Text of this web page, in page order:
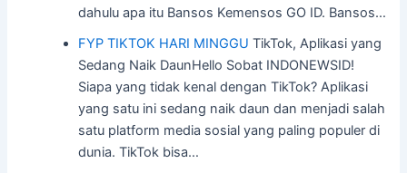
dahulu apa itu Bansos Kemensos GO ID. Bansos…
FYP TIKTOK HARI MINGGU TikTok, Aplikasi yang
Sedang Naik DaunHello Sobat INDONEWSID!
Siapa yang tidak kenal dengan TikTok? Aplikasi
yang satu ini sedang naik daun dan menjadi salah
satu platform media sosial yang paling populer di
dunia. TikTok bisa…